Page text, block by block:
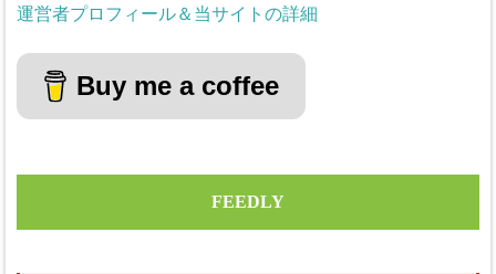
運営者プロフィール＆当サイトの詳細
Buy me a coffee
FEEDLY